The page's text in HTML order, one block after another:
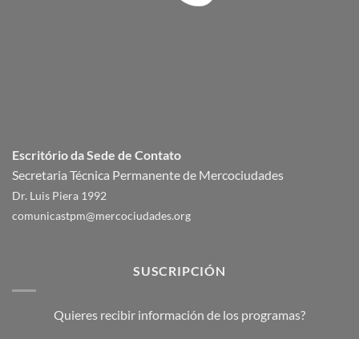
Escritório da Sede de Contato
Secretaria Técnica Permanente de Mercociudades
Dr. Luis Piera 1992
comunicastpm@mercociudades.org
SUSCRIPCIÓN
Quieres recibir información de los programas?